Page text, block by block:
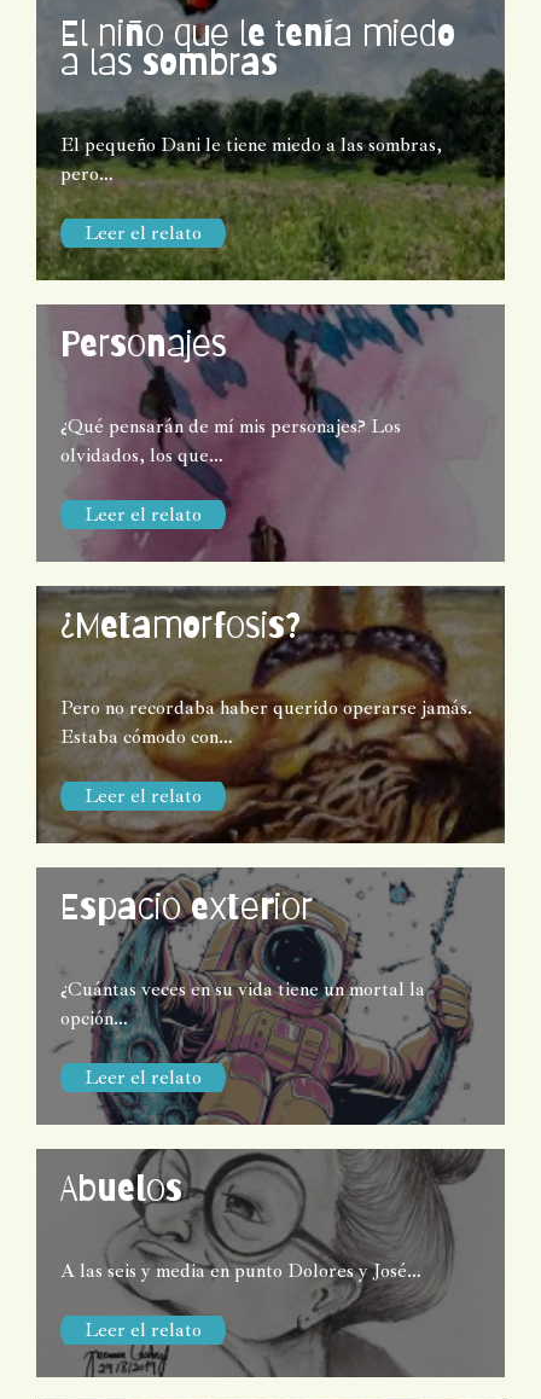
El niño que le tenía miedo
a las sombras
El pequeño Dani le tiene miedo a las sombras,
pero…
Leer el relato
Personajes
¿Qué pensarán de mí mis personajes? Los
olvidados, los que…
Leer el relato
¿Metamorfosis?
Pero no recordaba haber querido operarse jamás.
Estaba cómodo con…
Leer el relato
Espacio exterior
¿Cuántas veces en su vida tiene un mortal la
opción…
Leer el relato
Abuelos
A las seis y media en punto Dolores y José…
Leer el relato